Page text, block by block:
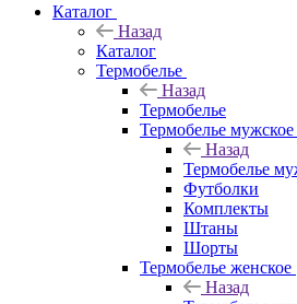
Каталог
Назад
Каталог
Термобелье
Назад
Термобелье
Термобелье мужское
Назад
Термобелье
Футболки
Комплекты
Штаны
Шорты
Термобелье женское
Назад